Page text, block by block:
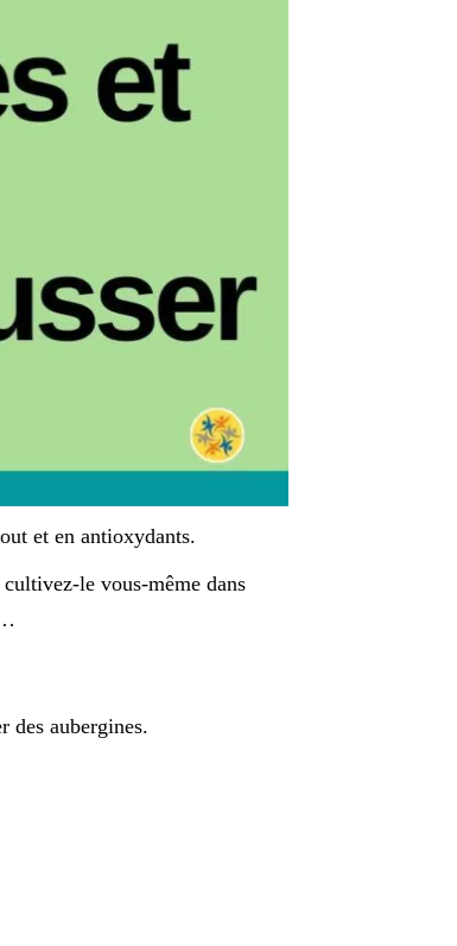
et en antioxydants.
le vous-même dans
des aubergines.